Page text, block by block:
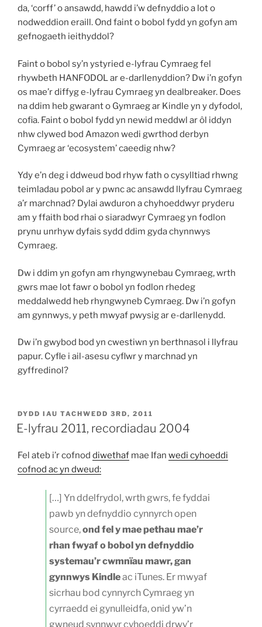
da, ‘corff’ o ansawdd, hawdd i’w defnyddio a lot o
nodweddion eraill. Ond faint o bobol fydd yn gofyn am
gefnogaeth ieithyddol?
Faint o bobol sy’n ystyried e-lyfrau Cymraeg fel
rhywbeth HANFODOL ar e-darllenyddion? Dw i’n gofyn
os mae’r diffyg e-lyfrau Cymraeg yn dealbreaker. Does
na ddim heb gwarant o Gymraeg ar Kindle yn y dyfodol,
cofia. Faint o bobol fydd yn newid meddwl ar ôl iddyn
nhw clywed bod Amazon wedi gwrthod derbyn
Cymraeg ar ‘ecosystem’ caeedig nhw?
Ydy e’n deg i ddweud bod rhyw fath o cysylltiad rhwng
teimladau pobol ar y pwnc ac ansawdd llyfrau Cymraeg
a’r marchnad? Dylai awduron a chyhoeddwyr pryderu
am y ffaith bod rhai o siaradwyr Cymraeg yn fodlon
prynu unrhyw dyfais sydd ddim gyda chynnwys
Cymraeg.
Dw i ddim yn gofyn am rhyngwynebau Cymraeg, wrth
gwrs mae lot fawr o bobol yn fodlon rhedeg
meddalwedd heb rhyngwyneb Cymraeg. Dw i’n gofyn
am gynnwys, y peth mwyaf pwysig ar e-darllenydd.
Dw i’n gwybod bod yn cwestiwn yn berthnasol i llyfrau
papur. Cyfle i ail-asesu cyflwr y marchnad yn
gyffredinol?
COFNODWYD
AR
DYDD IAU TACHWEDD 3RD, 2011
E-lyfrau 2011, recordiadau 2004
Fel ateb i’r cofnod diwethaf mae Ifan wedi cyhoeddi
cofnod ac yn dweud:
[…] Yn ddelfrydol, wrth gwrs, fe fyddai
pawb yn defnyddio cynnyrch open
source,ond fel y mae pethau mae’r
rhan fwyaf o bobol yn defnyddio
systemau’r cwmnïau mawr, gan
gynnwys Kindleac iTunes. Er mwyaf
sicrhau bod cynnyrch Cymraeg yn
cyrraedd ei gynulleidfa, onid yw’n
gwneud synnwyr cyhoeddi drwy’r